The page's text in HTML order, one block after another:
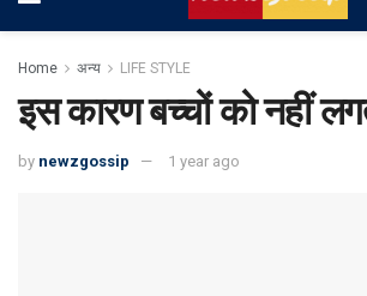
Home अन्य LIFE STYLE
इस कारण बच्चों को नहीं
by newzgossip 1 year ago